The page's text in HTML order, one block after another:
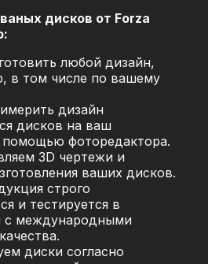
дисков от Forza
любой дизайн,
в том числе по вашему
дизайн
дисков на ваш
помощью фоторедактора.
3D чертежи и
ваших дисков.
строго
и тестируется в
с международными
диски согласно